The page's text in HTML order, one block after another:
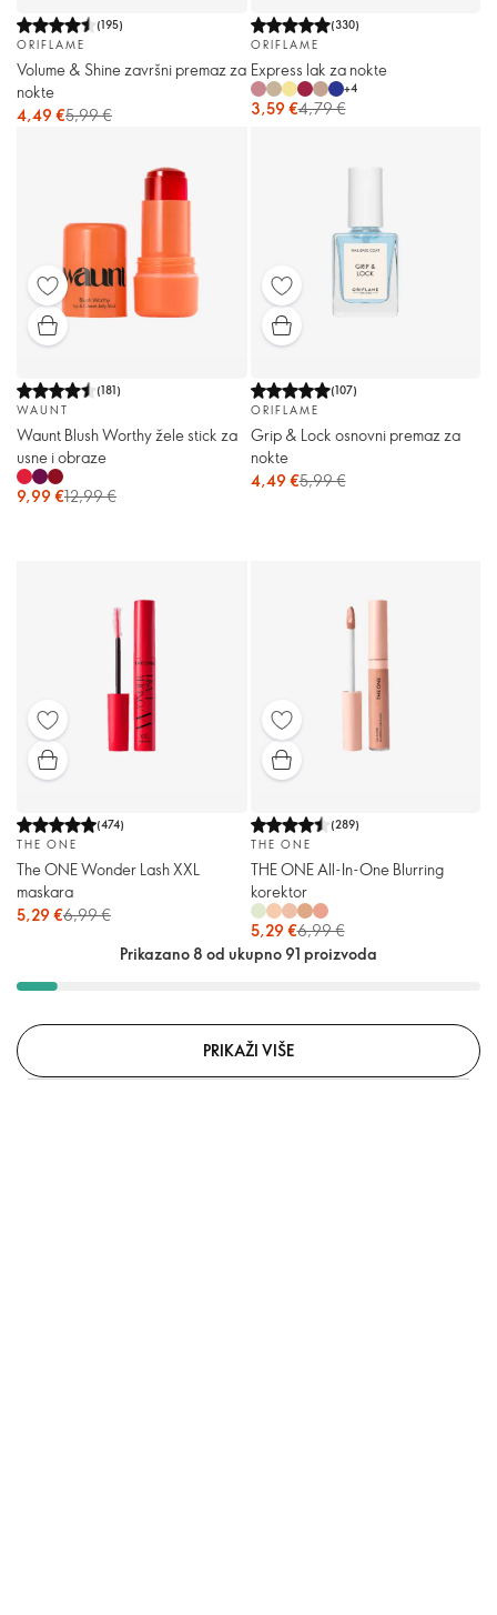
(195)
ORIFLAME
Volume & Shine završni premaz za
nokte
4,49 €5,99 €
(330)
ORIFLAME
Express lak za nokte
+4
3,59 €4,79 €
(181)
WAUNT
Waunt Blush Worthy žele stick za
usne i obraze
9,99 €12,99 €
(107)
ORIFLAME
Grip & Lock osnovni premaz za
nokte
4,49 €5,99 €
(474)
THE ONE
The ONE Wonder Lash XXL
maskara
5,29 €6,99 €
(289)
THE ONE
THE ONE All-In-One Blurring
korektor
5,29 €6,99 €
Prikazano 8 od ukupno 91 proizvoda
PRIKAŽI VIŠE